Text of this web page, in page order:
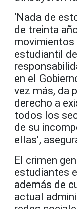
‘Nada de
de treinta
movimientos
estudiantil
en el
vez más, da
derecho a
todos los
de su
ellas’,
El crimen
estudiantes
además de
actual